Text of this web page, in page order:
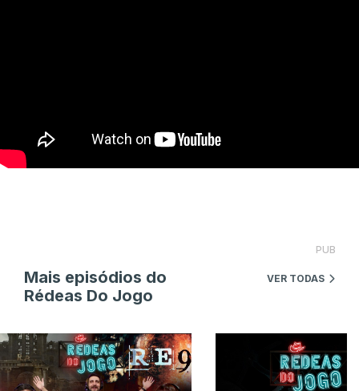
PUB
Mais episódios do
Rédeas Do Jogo
VER TODAS